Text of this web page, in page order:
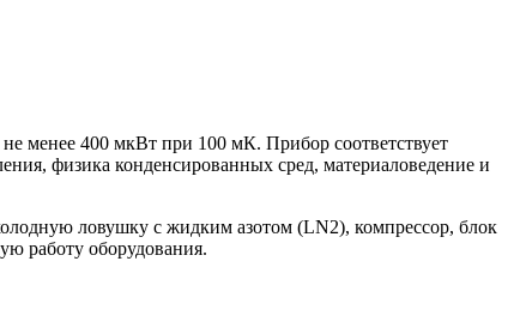
менее 400 мкВт при 100 мК. Прибор соответствует
физика конденсированных сред, материаловедение и
ловушку с жидким азотом (LN2), компрессор, блок
работу оборудования.